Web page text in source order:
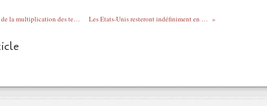
La guerre en Syrie responsable de la multiplication des tempêtes de sable au Moyen-Orient Les Etats-Unis resteront indéfiniment en Syrie selon le Pentagone